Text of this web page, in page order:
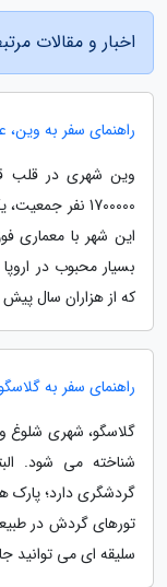
اخبار و مقالات
راهنمای سفر به وین،
وین شهری در قلب
1700000 نفر
این شهر با معماری
بسیار محبوب در
که از هزاران سال پیش
راهنمای سفر به
گلاسگو، شهری شلوغ
شناخته می شود.
گردشگری دارد؛ پارک
تورهای گردش در
سلیقه ای می توانید